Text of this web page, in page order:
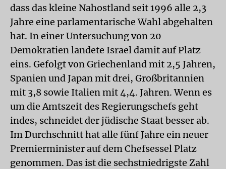
dass das kleine Nahostland seit 1996 alle 2,3
Jahre eine parlamentarische Wahl abgehalten
hat. In einer Untersuchung von 20
Demokratien landete Israel damit auf Platz
eins. Gefolgt von Griechenland mit 2,5 Jahren,
Spanien und Japan mit drei, Großbritannien
mit 3,8 sowie Italien mit 4,4. Jahren. Wenn es
um die Amtszeit des Regierungschefs geht
indes, schneidet der jüdische Staat besser ab.
Im Durchschnitt hat alle fünf Jahre ein neuer
Premierminister auf dem Chefsessel Platz
genommen. Das ist die sechstniedrigste Zahl